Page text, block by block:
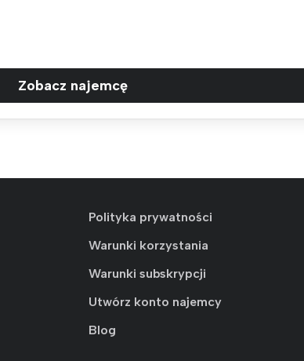
Zobacz najemcę
Polityka prywatności
Warunki korzystania
Warunki subskrypcji
Utwórz konto najemcy
Blog